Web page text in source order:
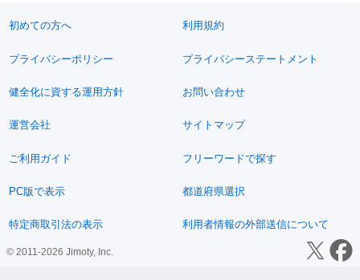
初めての方へ 利用規約
プライバシーポリシー プライバシーステートメント
健全化に資する運用方針 お問い合わせ
運営会社 サイトマップ
ご利用ガイド フリーワードで探す
PC版で表示 都道府県選択
特定商取引法の表示 利用者情報の外部送信について
© 2011-2026 Jimoty, Inc.